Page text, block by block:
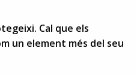
Cal que els
un element més del seu